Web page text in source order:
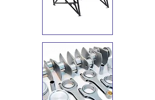
Motorenteile
I